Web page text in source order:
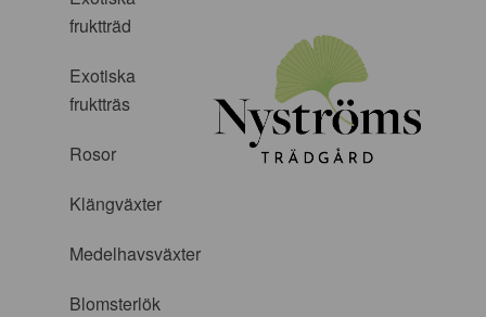
fruktträd
Exotiska
fruktträs
Rosor
Klängväxter
Medelhavsväxter
Blomsterlök